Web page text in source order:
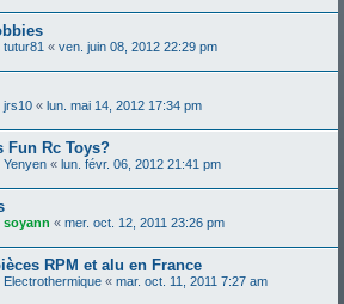
tutur81 « ven. juin 08, 2012 22:29 pm
jrs10 « lun. mai 14, 2012 17:34 pm
Fun Rc Toys?
Yenyen « lun. févr. 06, 2012 21:41 pm
soyann « mer. oct. 12, 2011 23:26 pm
RPM et alu en France
Electrothermique « mar. oct. 11, 2011 7:27 am